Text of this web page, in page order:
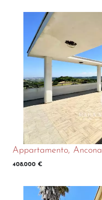
Appartamento, Ancona
408.000 €